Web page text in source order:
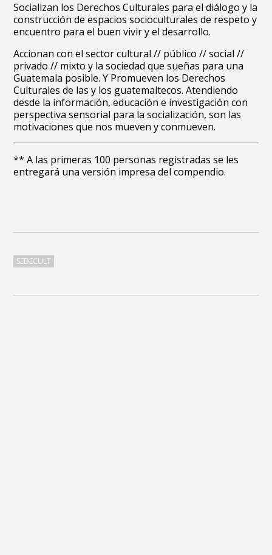
Socializan los Derechos Culturales para el diálogo y la
construcción de espacios socioculturales de respeto y
encuentro para el buen vivir y el desarrollo.
Accionan con el sector cultural // público // social //
privado // mixto y la sociedad que sueñas para una
Guatemala posible. Y Promueven los Derechos
Culturales de las y los guatemaltecos. Atendiendo
desde la información, educación e investigación con
perspectiva sensorial para la socialización, son las
motivaciones que nos mueven y conmueven.
** A las primeras 100 personas registradas se les
entregará una versión impresa del compendio.
SEDECULT